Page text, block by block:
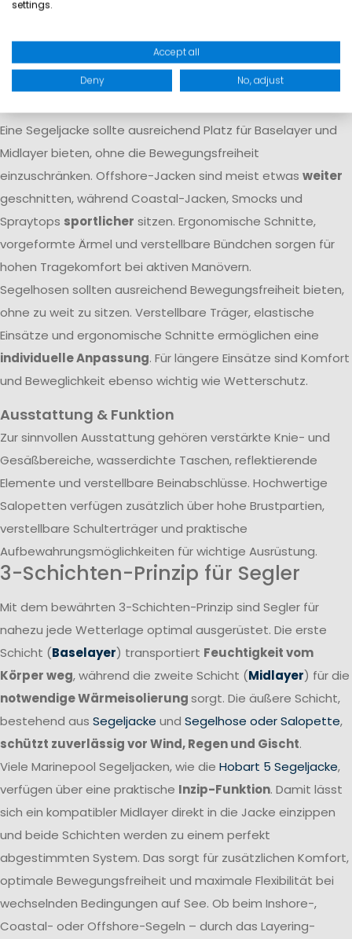
Atmungsaktivität dafür, dass Feuchtigkeit von innen nach
außen transportiert wird. Nur das Zusammenspiel beider
Eigenschaftengarantiert langfristigen Komfortauf dem
Eine Segeljacke sollte ausreichend Platz für Baselayer und
Midlayer bieten, ohne die Bewegungsfreiheit
einzuschränken. Offshore-Jacken sind meist etwas weiter
geschnitten, während Coastal-Jacken, Smocks und
Spraytops sportlicher sitzen. Ergonomische Schnitte,
vorgeformte Ärmel und verstellbare Bündchen sorgen für
hohen Tragekomfort bei aktiven Manövern.
Segelhosen sollten ausreichend Bewegungsfreiheit bieten,
ohne zu weit zu sitzen. Verstellbare Träger, elastische
Einsätze und ergonomische Schnitte ermöglichen eine
individuelle Anpassung. Für längere Einsätze sind Komfort
und Beweglichkeit ebenso wichtig wie Wetterschutz.
Ausstattung & Funktion
Zur sinnvollen Ausstattung gehören verstärkte Knie- und
Gesäßbereiche, wasserdichte Taschen, reflektierende
Elemente und verstellbare Beinabschlüsse. Hochwertige
Salopetten verfügen zusätzlich über hohe Brustpartien,
verstellbare Schulterträger und praktische
Aufbewahrungsmöglichkeiten für wichtige Ausrüstung.
3-Schichten-Prinzip für Segler
Mit dem bewährten 3-Schichten-Prinzip sind Segler für
nahezu jede Wetterlage optimal ausgerüstet. Die erste
Schicht (Baselayer) transportiert Feuchtigkeit vom
Körper weg, während die zweite Schicht (Midlayer) für die
notwendige Wärmeisolierungsorgt. Die äußere Schicht,
bestehend aus Segeljacke und Segelhose oder Salopette,
schützt zuverlässig vor Wind, Regen und Gischt.
Viele Marinepool Segeljacken, wie die Hobart 5 Segeljacke,
verfügen über eine praktische Inzip-Funktion. Damit lässt
sich ein kompatibler Midlayer direkt in die Jacke einzippen
und beide Schichten werden zu einem perfekt
abgestimmten System. Das sorgt für zusätzlichen Komfort,
optimale Bewegungsfreiheit und maximale Flexibilität bei
wechselnden Bedingungen auf See. Ob beim Inshore-,
Coastal- oder Offshore-Segeln – durch das Layering-
settings.
Accept all
Deny No, adjust